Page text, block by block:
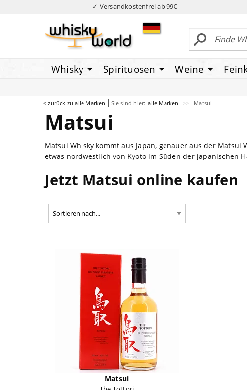
✓ Versandkostenfrei ab 99€
Whisky Spirituosen Weine
< zurück zu alle Marken Sie sind hier: alle Marken Matsui
Matsui
Matsui Whisky kommt aus Japan, genauer aus der
etwas nordwestlich von Kyoto im Süden der japanischen
Jetzt Matsui online kaufen
Matsui